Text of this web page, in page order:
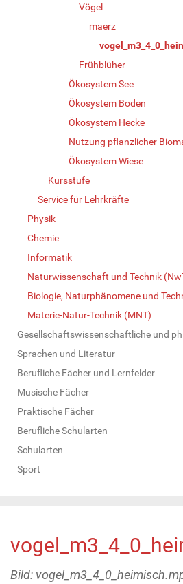
Vögel
maerz
Frühblüher
Ökosystem See
Ökosystem Boden
Ökosystem Hecke
Nutzung pflanzlicher
Ökosystem Wiese
Kursstufe
Service für Lehrkräfte
Physik
Chemie
Informatik
Naturwissenschaft und Technik
Biologie, Naturphänomene und
Materie-Natur-Technik (MNT)
Gesellschaftswissenschaftliche und
Sprachen und Literatur
Berufliche Fächer und Lernfelder
Musische Fächer
Praktische Fächer
Berufliche Schularten
Schularten
Sport
Bild: